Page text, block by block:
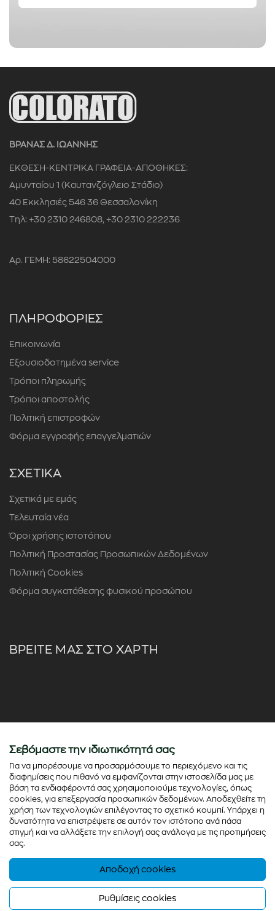
ΒΡΑΝΑΣ Δ. ΙΩΑΝΝΗΣ
ΕΚΘΕΣΗ-ΚΕΝΤΡΙΚΑ ΓΡΑΦΕΙΑ-ΑΠΟΘΗΚΕΣ:
Αμυνταίου 1 (Καυτανζόγλειο Στάδιο)
40 Εκκλησιές 546 36 Θεσσαλονίκη
Τηλ: +30 2310 246808, +30 2310 222236
Αρ. ΓΕΜΗ: 58622504000
ΠΛΗΡΟΦΟΡΙΕΣ
Επικοινωνία
Εξουσιοδοτημένα service
Τρόποι πληρωμής
Τρόποι αποστολής
Πολιτική επιστροφών
Φόρμα εγγραφής επαγγελματιών
ΣΧΕΤΙΚΑ
Σχετικά με εμάς
Τελευταία νέα
Όροι χρήσης ιστοτόπου
Πολιτική Προστασίας Προσωπικών Δεδομένων
Πολιτική Cookies
Φόρμα συγκατάθεσης φυσικού προσώπου
ΒΡΕΙΤΕ ΜΑΣ ΣΤΟ ΧΑΡΤΗ
© Copyright 2026 - colorato.net All rights reserved
Powered byThinx - Running on
Σεβόμαστε την ιδιωτικότητά σας
Για να μπορέσουμε να προσαρμόσουμε το περιεχόμενο και τις
διαφημίσεις που πιθανό να εμφανίζονται στην ιστοσελίδα μας με
βάση τα ενδιαφέροντά σας χρησιμοποιούμε τεχνολογίες, όπως
cookies, για επεξεργασία προσωπικών δεδομένων. Αποδεχθείτε τη
χρήση των τεχνολογιών επιλέγοντας το σχετικό κουμπί. Υπάρχει η
δυνατότητα να επιστρέψετε σε αυτόν τον ιστότοπο ανά πάσα
στιγμή και να αλλάξετε την επιλογή σας ανάλογα με τις προτιμήσεις
σας.
Αποδοχή cookies
Ρυθμίσεις cookies